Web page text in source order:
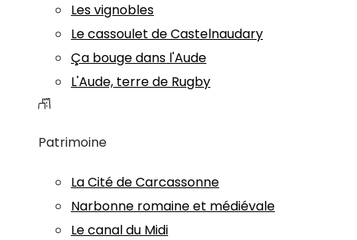
Les vignobles
Le cassoulet de Castelnaudary
Ça bouge dans l'Aude
L'Aude, terre de Rugby
Patrimoine
La Cité de Carcassonne
Narbonne romaine et médiévale
Le canal du Midi